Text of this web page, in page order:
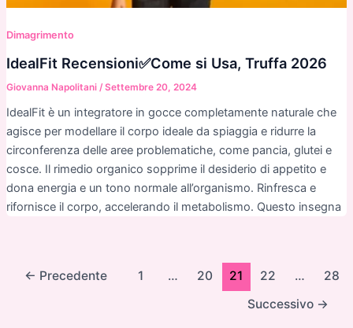
Dimagrimento
IdealFit Recensioni✅Come si Usa, Truffa 2026
Giovanna Napolitani /Settembre 20, 2024
IdealFit è un integratore in gocce completamente naturale che
agisce per modellare il corpo ideale da spiaggia e ridurre la
circonferenza delle aree problematiche, come pancia, glutei e
cosce. Il rimedio organico sopprime il desiderio di appetito e
dona energia e un tono normale all’organismo. Rinfresca e
rifornisce il corpo, accelerando il metabolismo. Questo insegna
Paginazione
← Precedente 1 … 20 21 22 …
28
Successivo →